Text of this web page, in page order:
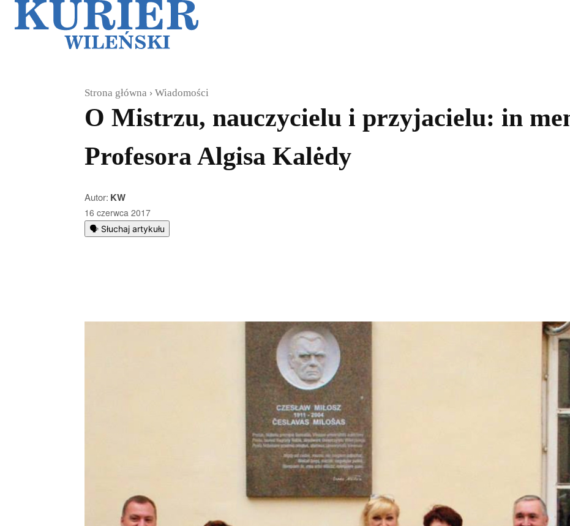
Strona główna Wiadomości
O Mistrzu, nauczycielu i przyjacielu: in
Profesora Algisa Kalėdy
Autor: KW
16 czerwca 2017
🗣️ Słuchaj artykułu